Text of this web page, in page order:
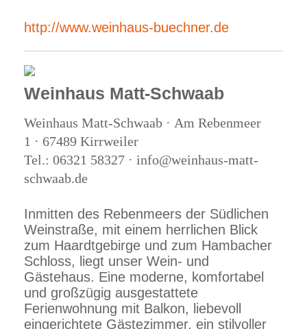
http://www.weinhaus-buechner.de
Weinhaus Matt-Schwaab
Weinhaus Matt-Schwaab · Am Rebenmeer
1 · 67489 Kirrweiler
Tel.: 06321 58327 · info@weinhaus-matt-
schwaab.de
Inmitten des Rebenmeers der Südlichen
Weinstraße, mit einem herrlichen Blick
zum Haardtgebirge und zum Hambacher
Schloss, liegt unser Wein- und
Gästehaus. Eine moderne, komfortabel
und großzügig ausgestattete
Ferienwohnung mit Balkon, liebevoll
eingerichtete Gästezimmer, ein stilvoller